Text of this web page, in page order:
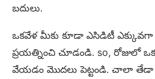
బదులు.
ఒకవేళ మీకు కూడా ఎసిడిటీ
ప్రయత్నించి చూడండి. so, రోజులో
వేయడం మొదలు పెట్టండి. చాలా తేడా